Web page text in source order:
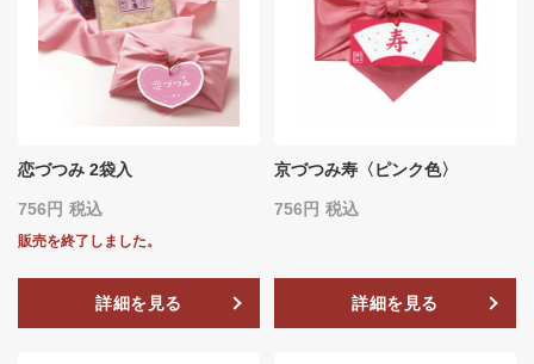
恋づつみ 2袋入
756 税込
販売を終了しました。
詳細を見る
京づつみ寿〈ピンク色〉
756 税込
詳細を見る